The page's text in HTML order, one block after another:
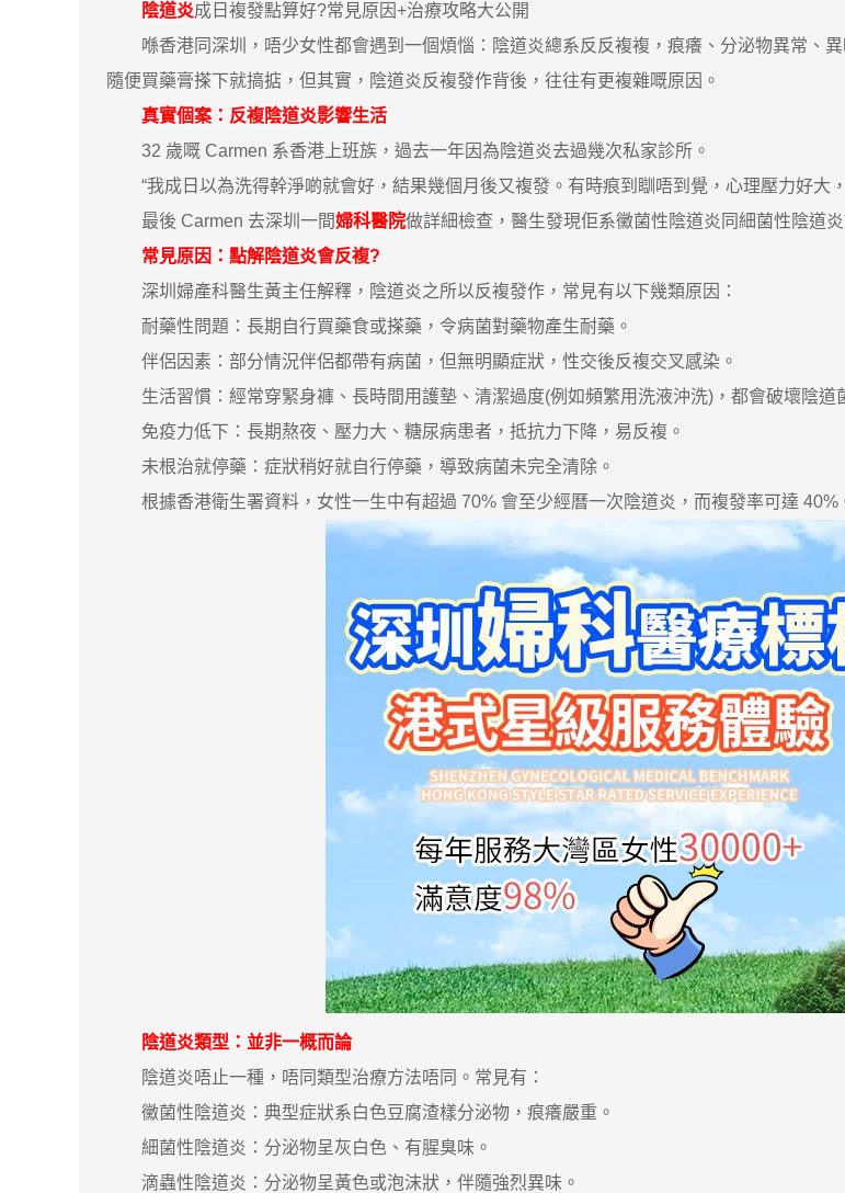
陰道炎成日複發點算好?常見原因+治療攻略大公開
喺香港同深圳，唔少女性都會遇到一個煩惱：陰道炎總系反反複複，痕癢、分泌物異常、
隨便買藥膏搽下就搞掂，但其實，陰道炎反複發作背後，往往有更複雜嘅原因。
真實個案：反複陰道炎影響生活
32 歲嘅 Carmen 系香港上班族，過去一年因為陰道炎去過幾次私家診所。
“我成日以為洗得幹淨啲就會好，結果幾個月後又複發。有時痕到瞓唔到覺，心理壓力好大
最後 Carmen 去深圳一間婦科醫院做詳細檢查，醫生發現佢系黴菌性陰道炎同細菌性陰道
常見原因：點解陰道炎會反複?
深圳婦產科醫生黃主任解釋，陰道炎之所以反複發作，常見有以下幾類原因：
耐藥性問題：長期自行買藥食或搽藥，令病菌對藥物產生耐藥。
伴侶因素：部分情況伴侶都帶有病菌，但無明顯症狀，性交後反複交叉感染。
生活習慣：經常穿緊身褲、長時間用護墊、清潔過度(例如頻繁用洗液沖洗)，都會破壞陰道
免疫力低下：長期熬夜、壓力大、糖尿病患者，抵抗力下降，易反複。
未根治就停藥：症狀稍好就自行停藥，導致病菌未完全清除。
根據香港衛生署資料，女性一生中有超過 70% 會至少經曆一次陰道炎，而複發率可達 40%
陰道炎類型：並非一概而論
陰道炎唔止一種，唔同類型治療方法唔同。常見有：
黴菌性陰道炎：典型症狀系白色豆腐渣樣分泌物，痕癢嚴重。
細菌性陰道炎：分泌物呈灰白色、有腥臭味。
滴蟲性陰道炎：分泌物呈黃色或泡沫狀，伴隨強烈異味。